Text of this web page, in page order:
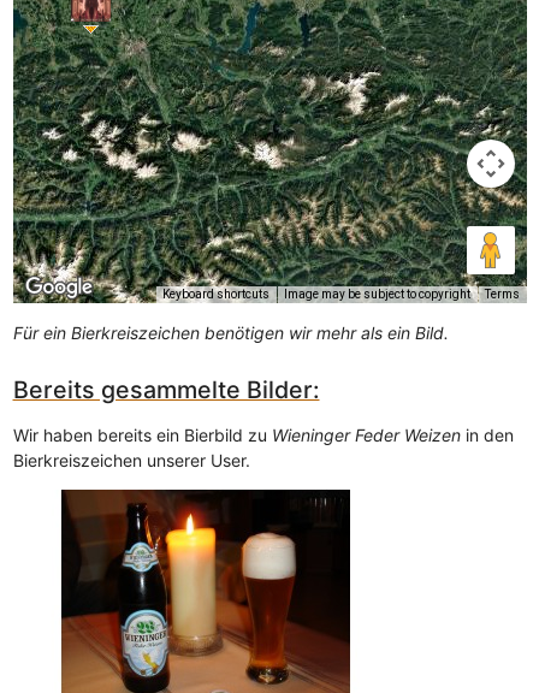
Keyboard shortcuts Image may be subject to copyright Terms
Für ein Bierkreiszeichen benötigen wir mehr als ein Bild.
Bereits gesammelte Bilder:
Wir haben bereits ein Bierbild zu Wieninger Feder Weizenin den
Bierkreiszeichen unserer User.